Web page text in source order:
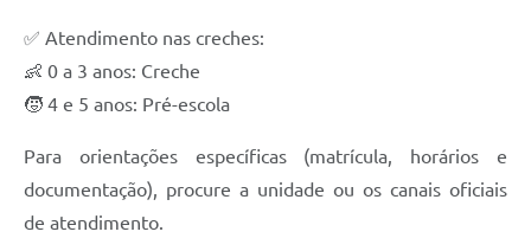
✅ Atendimento nas creches:
👶 0 a 3 anos: Creche
🧒 4 e 5 anos: Pré-escola
Para orientações específicas (matrícula, horários e
documentação), procure a unidade ou os canais oficiais
de atendimento.